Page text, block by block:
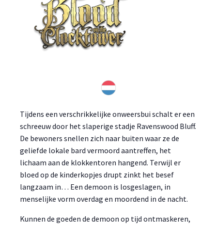
Tijdens een verschrikkelijke onweersbui schalt er een
schreeuw door het slaperige stadje Ravenswood Bluff.
De bewoners snellen zich naar buiten waar ze de
geliefde lokale bard vermoord aantreffen, het
lichaam aan de klokkentoren hangend. Terwijl er
bloed op de kinderkopjes drupt zinkt het besef
langzaam in… Een demoon is losgeslagen, in
menselijke vorm overdag en moordend in de nacht.
Kunnen de goeden de demoon op tijd ontmaskeren,